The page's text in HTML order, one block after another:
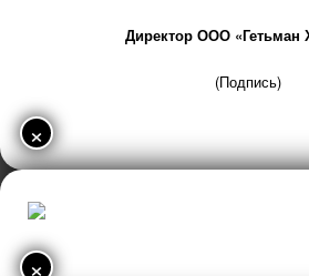
Директор ООО «Гетьман
(Подпись)
×
×